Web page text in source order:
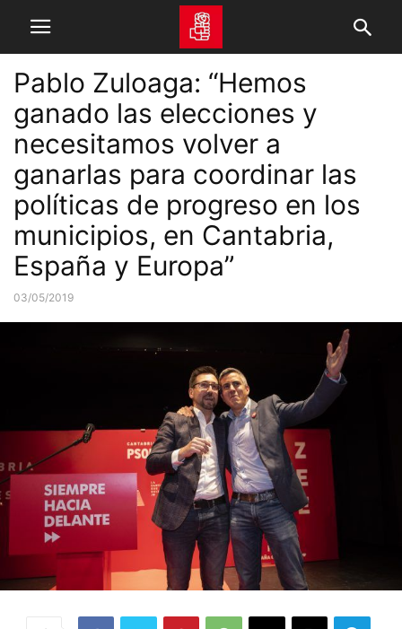
Pablo Zuloaga: “Hemos
ganado las elecciones y
necesitamos volver a
ganarlas para coordinar las
políticas de progreso en los
municipios, en Cantabria,
España y Europa”
03/05/2019